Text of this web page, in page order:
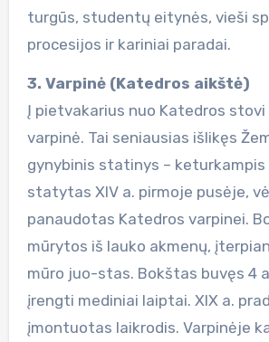
turgūs, studentų eitynės, vieši
procesijos ir kariniai paradai.
3. Varpinė (Katedros aikštė)
Į pietvakarius nuo Katedros
varpinė. Tai seniausias išlikęs
gynybinis statinys – keturkampis
statytas XIV a. pirmoje pusėje,
panaudotas Katedros varpinei.
mūrytos iš lauko akmenų,
mūro juo-stas. Bokštas buvęs 4
įrengti mediniai laiptai. XIX a.
įmontuotas laikrodis. Varpinėje